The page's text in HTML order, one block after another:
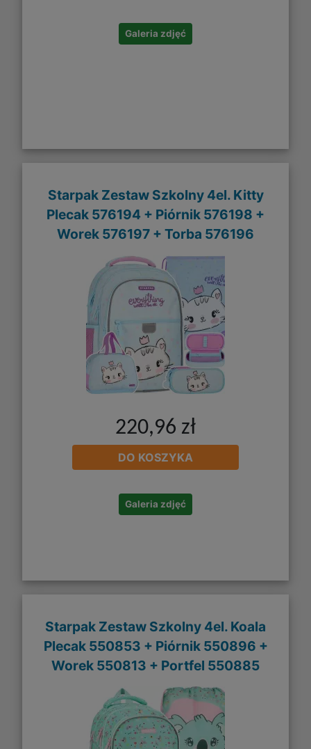
Galeria zdjęć
Starpak Zestaw Szkolny 4el. Kitty
Plecak 576194 + Piórnik 576198 +
Worek 576197 + Torba 576196
220,96 zł
DO KOSZYKA
Galeria zdjęć
Starpak Zestaw Szkolny 4el. Koala
Plecak 550853 + Piórnik 550896 +
Worek 550813 + Portfel 550885